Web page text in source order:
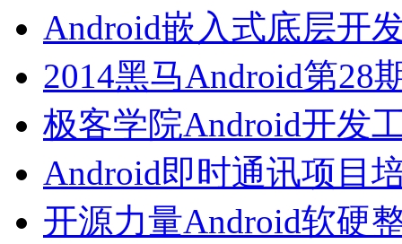
Android嵌入式底层开
2014黑马Android第28
极客学院Android开发
Android即时通讯项目
开源力量Android软硬